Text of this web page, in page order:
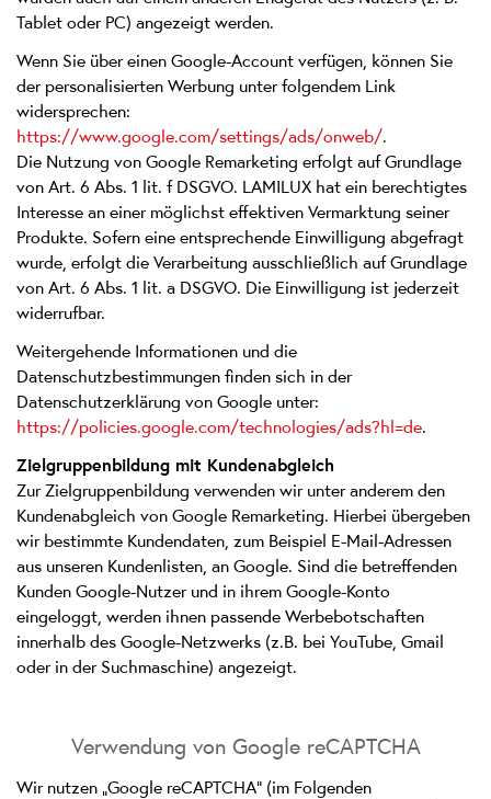
Tablet oder PC) angezeigt werden.
Wenn Sie über einen Google-Account verfügen, können Sie
der personalisierten Werbung unter folgendem Link
widersprechen:
https://www.google.com/settings/ads/onweb/.
Die Nutzung von Google Remarketing erfolgt auf Grundlage
von Art. 6 Abs. 1 lit. f DSGVO. LAMILUX hat ein berechtigtes
Interesse an einer möglichst effektiven Vermarktung seiner
Produkte. Sofern eine entsprechende Einwilligung abgefragt
wurde, erfolgt die Verarbeitung ausschließlich auf Grundlage
von Art. 6 Abs. 1 lit. a DSGVO. Die Einwilligung ist jederzeit
widerrufbar.
Weitergehende Informationen und die
Datenschutzbestimmungen finden sich in der
Datenschutzerklärung von Google unter:
https://policies.google.com/technologies/ads?hl=de.
Zielgruppenbildung mit Kundenabgleich
Zur Zielgruppenbildung verwenden wir unter anderem den
Kundenabgleich von Google Remarketing. Hierbei übergeben
wir bestimmte Kundendaten, zum Beispiel E-Mail-Adressen
aus unseren Kundenlisten, an Google. Sind die betreffenden
Kunden Google-Nutzer und in ihrem Google-Konto
eingeloggt, werden ihnen passende Werbebotschaften
innerhalb des Google-Netzwerks (z.B. bei YouTube, Gmail
oder in der Suchmaschine) angezeigt.
Verwendung von Google reCAPTCHA
Wir nutzen „Google reCAPTCHA“ (im Folgenden